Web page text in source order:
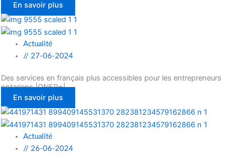
En savoir plus
Actualité
// 27-06-2024
Des services en français plus accessibles pour les entrepreneurs
ontariens |ONFR+|
En savoir plus
Actualité
// 26-06-2024